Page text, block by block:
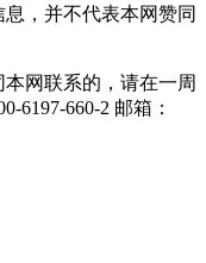
，并不代表本网赞同
网联系的，请在一周
6197-660-2 邮箱：